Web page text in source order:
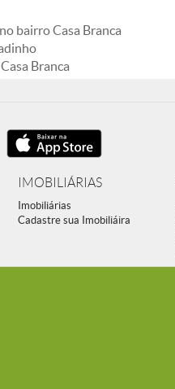
bairro Casa Branca
Branca
IMOBILIÁRIAS
Imobiliárias
Cadastre sua Imobiliáira